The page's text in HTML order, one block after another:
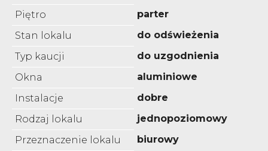
Piętro
parter
Stan lokalu
do odświeżenia
Typ kaucji
do uzgodnienia
Okna
aluminiowe
Instalacje
dobre
Rodzaj lokalu
jednopoziomowy
Przeznaczenie lokalu
biurowy